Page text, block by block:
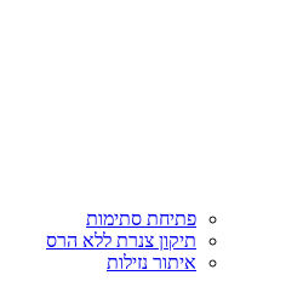
פתיחת סתימות
תיקון צנרת ללא הרס
איתור נזילות